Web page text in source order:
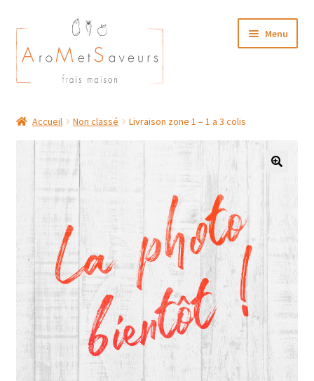
Aller
à
la
navigation
Aller
au
contenu
Menu
Plat du Jour/ Menu Week end
NOS BOUTIQUES
Accueil Non classé Livraison zone 1 – 1 a 3 colis